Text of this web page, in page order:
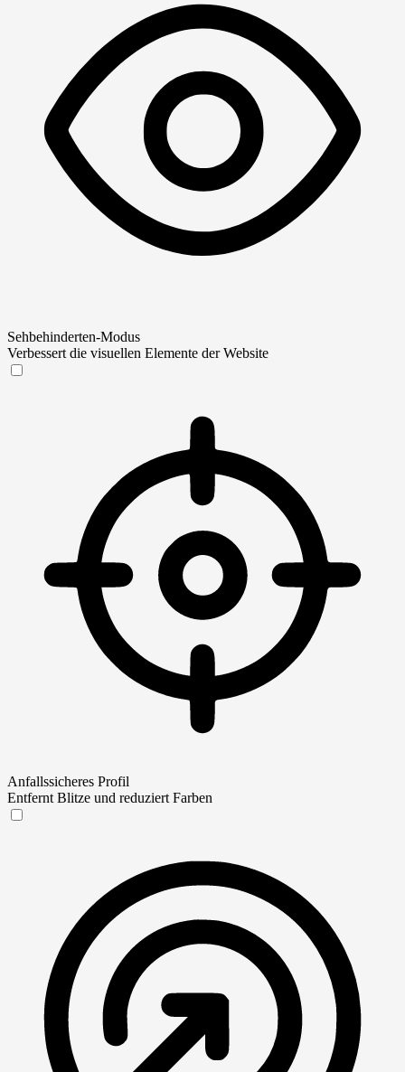
Sehbehinderten-Modus
Verbessert die visuellen Elemente der Website
Anfallssicheres Profil
Entfernt Blitze und reduziert Farben